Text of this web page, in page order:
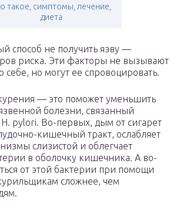
такое, симптомы, лечение,
диета
способ не получить язву —
риска. Эти факторы не вызывают
себе, но могут ее спровоцировать.
— это поможет уменьшить
болезни, связанный
H. pylori. Во-первых, дым от сигарет
кишечный тракт, ослабляет
слизистой и облегчает
в оболочку кишечника. А во-
от этой бактерии при помощи
сложнее, чем